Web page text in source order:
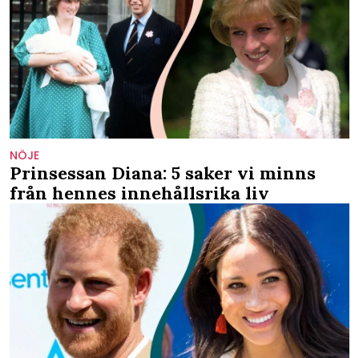
NÖJE
Prinsessan Diana: 5 saker vi minns
från hennes innehållsrika liv